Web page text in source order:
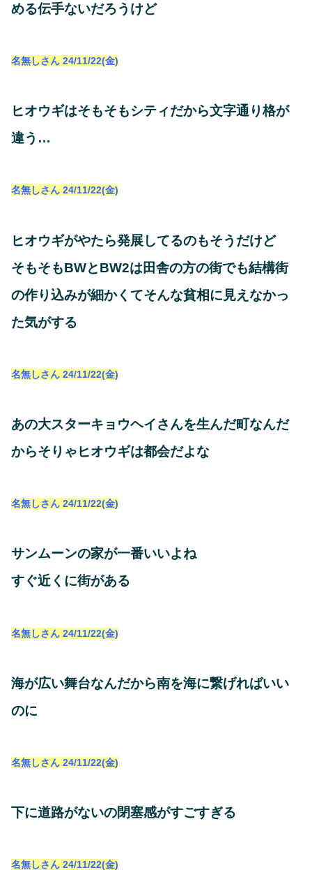
める伝手ないだろうけど
名無しさん 24/11/22(金)
ヒオウギはそもそもシティだから文字通り格が
違う…
名無しさん 24/11/22(金)
ヒオウギがやたら発展してるのもそうだけど
そもそもBWとBW2は田舎の方の街でも結構街
の作り込みが細かくてそんな貧相に見えなかっ
た気がする
名無しさん 24/11/22(金)
あの大スターキョウヘイさんを生んだ町なんだ
からそりゃヒオウギは都会だよな
名無しさん 24/11/22(金)
サンムーンの家が一番いいよね
すぐ近くに街がある
名無しさん 24/11/22(金)
海が広い舞台なんだから南を海に繋げればいい
のに
名無しさん 24/11/22(金)
下に道路がないの閉塞感がすごすぎる
名無しさん 24/11/22(金)